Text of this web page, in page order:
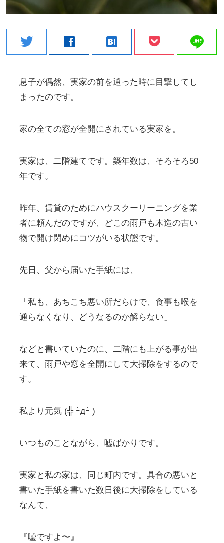
twitter facebook hatenabookmark line
息子が偶然、実家の前を通った時に目撃してし
まったのです。
家の全ての窓が全開にされている実家を。
実家は、二階建てです。築年数は、そろそろ50
年です。
昨年、賃貸のためにハウスクーリーニングを業
者に頼んだのですが、どこの雨戸も木造の古い
物で開け閉めにコツがいる状態です。
先日、父から届いた手紙には、
「私も、あちこち悪い所だらけで、食事も喉を
通らなくなり、どうなるのか解らない」
などと書いていたのに、二階にも上がる事が出
来て、雨戸や窓を全開にして大掃除をするので
す。
私より元気 (╬ ｰ̀дｰ́ )
いつものことながら、嘘ばかりです。
実家と私の家は、同じ町内です。具合の悪いと
書いた手紙を書いた数日後に大掃除をしている
なんて、
『嘘ですよ〜』